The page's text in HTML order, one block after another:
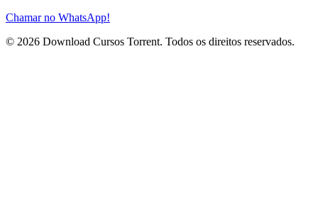
Chamar no WhatsApp!
© 2026 Download Cursos Torrent. Todos os direitos reservados.